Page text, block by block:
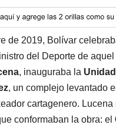
n
k
e
d
n
a
i
l
r
e
a
d
s
de 2019, Bolívar
del Deporte de aquel
, inauguraba la
, un complejo levantado
cartagenero. Lucena
conformaban la obra: el